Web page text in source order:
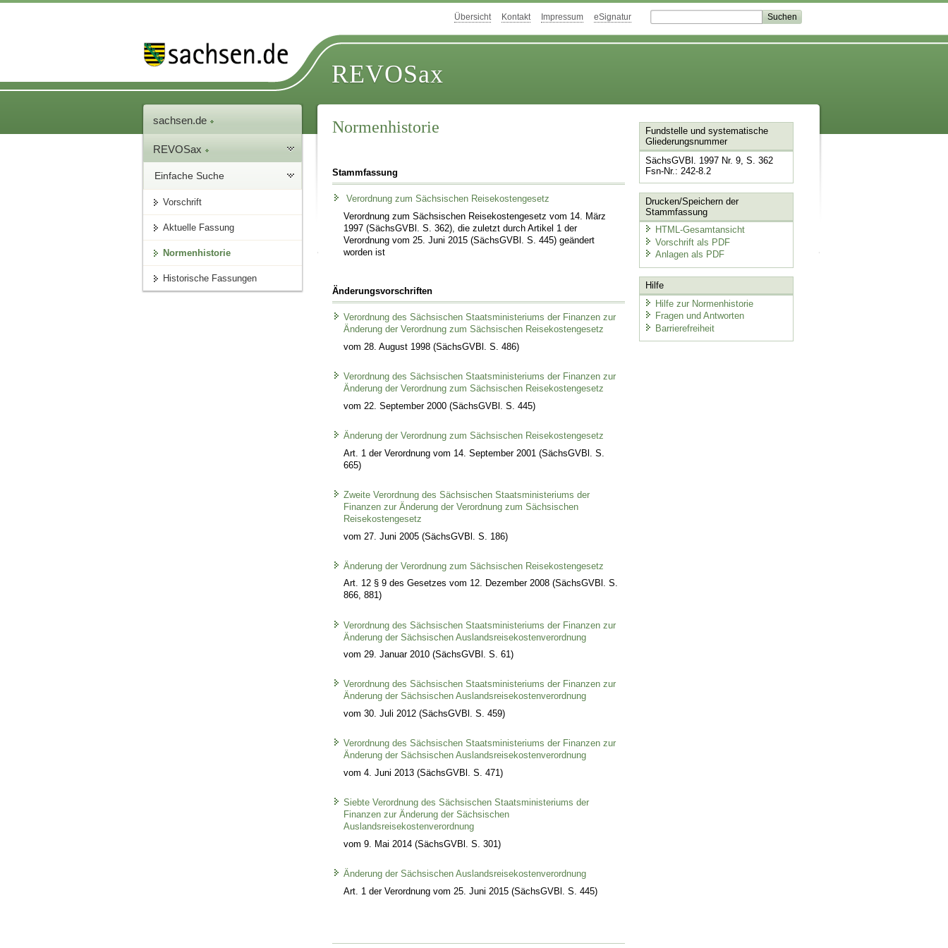
Übersicht Kontakt Impressum eSignatur
REVOSax
sachsen.de
REVOSax
Einfache Suche
Vorschrift
Aktuelle Fassung
Normenhistorie
Historische Fassungen
Normenhistorie
Stammfassung
Verordnung zum Sächsischen Reisekostengesetz
Verordnung zum Sächsischen Reisekostengesetz vom 14. März
1997 (SächsGVBl. S. 362), die zuletzt durch Artikel 1 der
Verordnung vom 25. Juni 2015 (SächsGVBl. S. 445) geändert
worden ist
Änderungsvorschriften
Verordnung des Sächsischen Staatsministeriums der Finanzen zur
Änderung der Verordnung zum Sächsischen Reisekostengesetz
vom 28. August 1998 (SächsGVBl. S. 486)
Verordnung des Sächsischen Staatsministeriums der Finanzen zur
Änderung der Verordnung zum Sächsischen Reisekostengesetz
vom 22. September 2000 (SächsGVBl. S. 445)
Änderung der Verordnung zum Sächsischen Reisekostengesetz
Art. 1 der Verordnung vom 14. September 2001 (SächsGVBl. S.
665)
Zweite Verordnung des Sächsischen Staatsministeriums der
Finanzen zur Änderung der Verordnung zum Sächsischen
Reisekostengesetz
vom 27. Juni 2005 (SächsGVBl. S. 186)
Änderung der Verordnung zum Sächsischen Reisekostengesetz
Art. 12 § 9 des Gesetzes vom 12. Dezember 2008 (SächsGVBl. S.
866, 881)
Verordnung des Sächsischen Staatsministeriums der Finanzen zur
Änderung der Sächsischen Auslandsreisekostenverordnung
vom 29. Januar 2010 (SächsGVBl. S. 61)
Verordnung des Sächsischen Staatsministeriums der Finanzen zur
Änderung der Sächsischen Auslandsreisekostenverordnung
vom 30. Juli 2012 (SächsGVBl. S. 459)
Verordnung des Sächsischen Staatsministeriums der Finanzen zur
Änderung der Sächsischen Auslandsreisekostenverordnung
vom 4. Juni 2013 (SächsGVBl. S. 471)
Siebte Verordnung des Sächsischen Staatsministeriums der
Finanzen zur Änderung der Sächsischen
Auslandsreisekostenverordnung
vom 9. Mai 2014 (SächsGVBl. S. 301)
Änderung der Sächsischen Auslandsreisekostenverordnung
Art. 1 der Verordnung vom 25. Juni 2015 (SächsGVBl. S. 445)
Fundstelle und systematische
Gliederungsnummer
SächsGVBl. 1997 Nr. 9, S. 362
Fsn-Nr.: 242-8.2
Drucken/Speichern der
Stammfassung
HTML-Gesamtansicht
Vorschrift als PDF
Anlagen als PDF
Hilfe
Hilfe zur Normenhistorie
Fragen und Antworten
Barrierefreiheit